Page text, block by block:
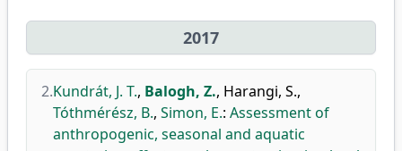
2017
2.Kundrát, J. T., Balogh, Z., Harangi, S.,
Tóthmérész, B., Simon, E.: Assessment of
anthropogenic, seasonal and aquatic